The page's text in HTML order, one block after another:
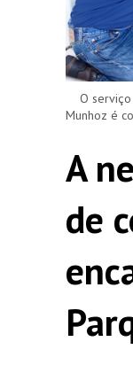
O serviço
Munhoz é
A
de